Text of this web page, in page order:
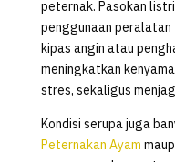
peternak. Pasokan
penggunaan
kipas angin atau
meningkatkan
stres, sekaligus
Kondisi serupa juga
Peternakan Ayam